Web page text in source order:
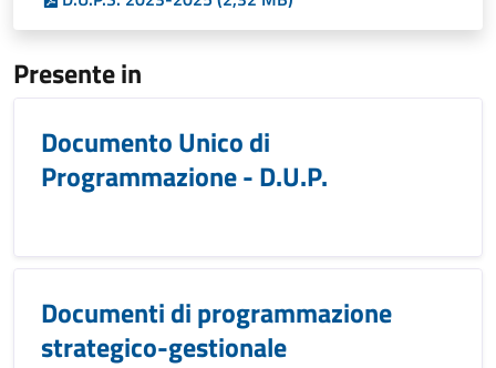
Presente in
Documento Unico di
Programmazione - D.U.P.
Documenti di programmazione
strategico-gestionale